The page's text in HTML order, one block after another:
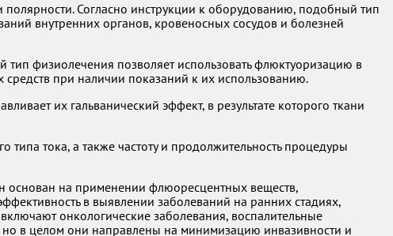
Согласно инструкции к оборудованию, подобный тип
внутренних органов, кровеносных сосудов и болезней
физиолечения позволяет использовать флюктуоризацию в
средств при наличии показаний к их использованию.
их гальванический эффект, в результате которого ткани
тока, а также частоту и продолжительность процедуры
основан на применении флюоресцентных веществ,
в выявлении заболеваний на ранних стадиях,
онкологические заболевания, воспалительные
но в целом они направлены на минимизацию инвазивности и